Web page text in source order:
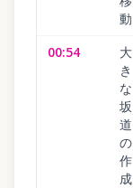
動
00:54
大
き
な
坂
道
の
作
成